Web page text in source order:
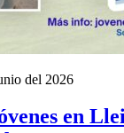
del 2026
en